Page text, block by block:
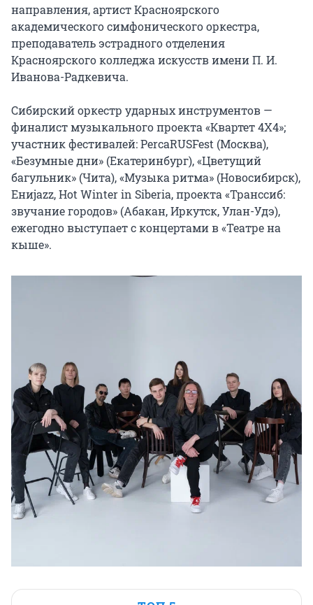
направления, артист Красноярского
академического симфонического оркестра,
преподаватель эстрадного отделения
Красноярского колледжа искусств имени П. И.
Иванова-Радкевича.
Сибирский оркестр ударных инструментов —
финалист музыкального проекта «Квартет 4Х4»;
участник фестивалей: PercaRUSFest (Москва),
«Безумные дни» (Екатеринбург), «Цветущий
багульник» (Чита), «Музыка ритма» (Новосибирск),
Ениjazz, Hot Winter in Siberia, проекта «Транссиб:
звучание городов» (Абакан, Иркутск, Улан-Удэ),
ежегодно выступает с концертами в «Театре на
кыше».